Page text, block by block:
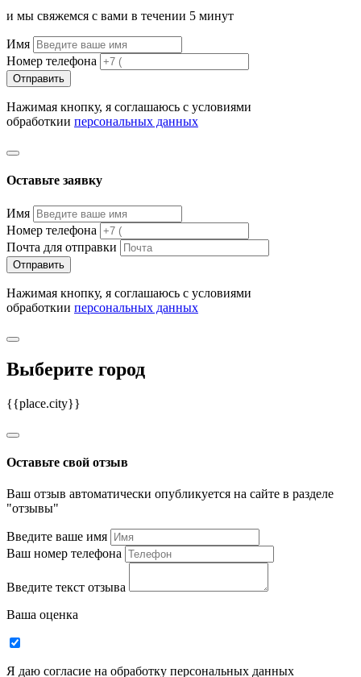
и мы свяжемся с вами в течении 5 минут
Имя
Номер телефона
Отправить
Нажимая кнопку, я соглашаюсь с условиями
обработкии персональных данных
Оставьте заявку
Имя
Номер телефона
Почта для отправки
Отправить
Нажимая кнопку, я соглашаюсь с условиями
обработкии персональных данных
Выберите город
{{place.city}}
Оставьте свой отзыв
Ваш отзыв автоматически опубликуется на сайте в разделе
"отзывы"
Введите ваше имя
Ваш номер телефона
Введите текст отзыва
Ваша оценка
Я даю согласие на обработку персональных данных